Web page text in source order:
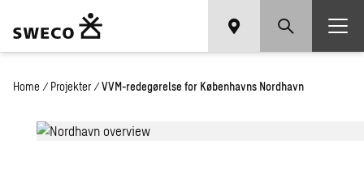
Home / Projekter / VVM-redegørelse for Københavns Nordhavn